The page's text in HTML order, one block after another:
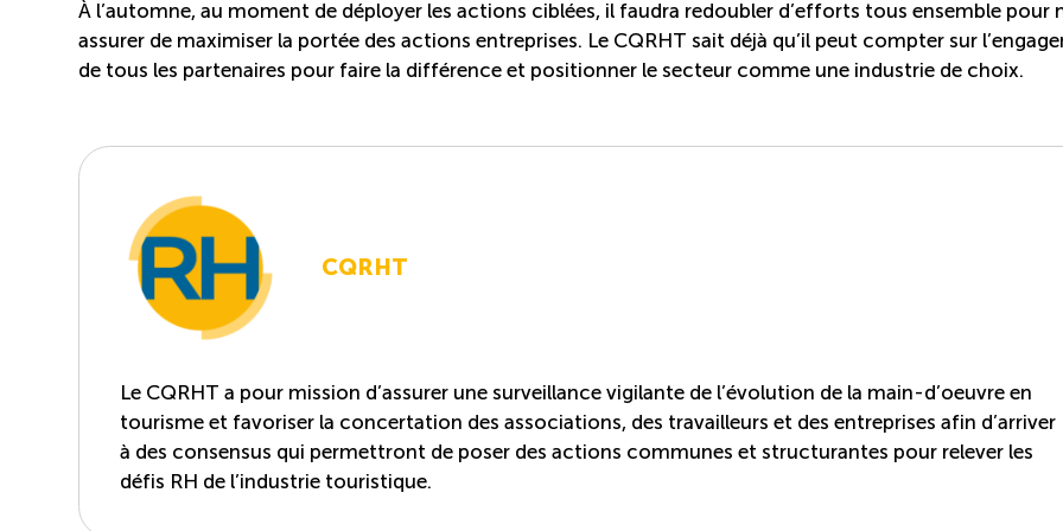
À l’automne, au moment de déployer les actions ciblées, il faudra redoubler d’efforts tous ensemble pour
assurer de maximiser la portée des actions entreprises. Le CQRHT sait déjà qu’il peut compter sur
de tous les partenaires pour faire la différence et positionner le secteur comme une industrie de choix.
CQRHT
Le CQRHT a pour mission d’assurer une surveillance vigilante de l’évolution de la main-d’oeuvre en
tourisme et favoriser la concertation des associations, des travailleurs et des entreprises afin d’arriver
à des consensus qui permettront de poser des actions communes et structurantes pour relever les
défis RH de l’industrie touristique.